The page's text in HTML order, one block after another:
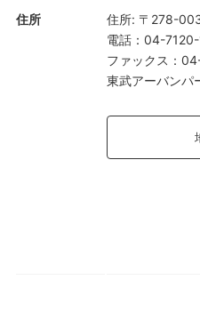
住所 住所: 〒278-
電話 ： 04-
ファックス ：
東武アーバンパ